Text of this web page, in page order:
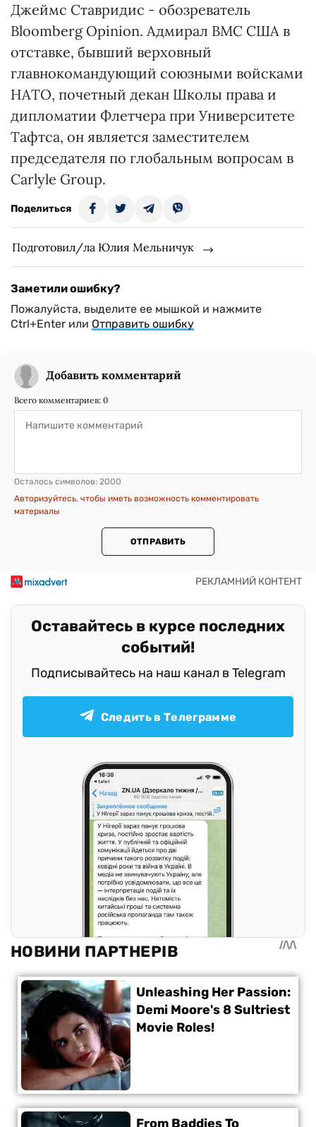
Джеймс Ставридис - обозреватель
Bloomberg Opinion. Адмирал ВМС США в
отставке, бывший верховный
главнокомандующий союзными войсками
НАТО, почетный декан Школы права и
дипломатии Флетчера при Университете
Тафтса, он является заместителем
председателя по глобальным вопросам в
Carlyle Group.
Поделиться
Подготовил/ла Юлия Мельничук
Заметили ошибку?
Пожалуйста, выделите ее мышкой и нажмите
Ctrl+Enter или Отправить ошибку
Добавить комментарий
Всего комментариев: 0
Осталось символов: 2000
Авторизуйтесь, чтобы иметь возможность комментировать
материалы
ОТПРАВИТЬ
Оставайтесь в курсе последних
событий!
Подписывайтесь на наш канал в Telegram
Следить в Телеграмме